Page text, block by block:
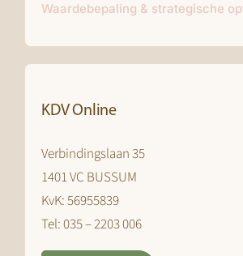
Waardebepaling & strategische
KDV Online
Verbindingslaan 35
1401 VC BUSSUM
KvK: 56955839
Tel: 035 – 2203 006